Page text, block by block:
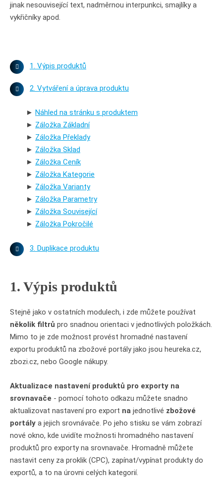
jinak nesouvisející text, nadměrnou interpunkci, smajlíky a
vykřičníky apod.
1. Výpis produktů
2. Vytváření a úprava produktu
► Náhled na stránku s produktem
► Záložka Základní
► Záložka Překlady
► Záložka Sklad
► Záložka Ceník
► Záložka Kategorie
► Záložka Varianty
► Záložka Parametry
► Záložka Související
► Záložka Pokročilé
3. Duplikace produktu
1. Výpis produktů
Stejně jako v ostatních modulech, i zde můžete používat
několik filtrů pro snadnou orientaci v jednotlivých položkách.
Mimo to je zde možnost provést hromadné nastavení
exportu produktů na zbožové portály jako jsou heureka.cz,
zbozi.cz, nebo Google nákupy.
Aktualizace nastavení produktů pro exporty na
srovnavače - pomocí tohoto odkazu můžete snadno
aktualizovat nastavení pro export na jednotlivé zbožové
portály a jejich srovnávače. Po jeho stisku se vám zobrazí
nové okno, kde uvidíte možnosti hromadného nastavení
produktů pro exporty na srovnavače. Hromadně můžete
nastavit ceny za proklik (CPC), zapínat/vypínat produkty do
exportů, a to na úrovni celých kategorií.